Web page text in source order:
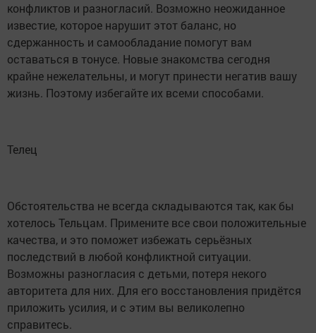
конфликтов и разногласий. Возможно неожиданное
известие, которое нарушит этот баланс, но
сдержанность и самообладание помогут вам
оставаться в тонусе. Новые знакомства сегодня
крайне нежелательны, и могут принести негатив вашу
жизнь. Поэтому избегайте их всеми способами.
Телец
Обстоятельства не всегда складываются так, как бы
хотелось Тельцам. Примените все свои положительные
качества, и это поможет избежать серьёзных
последствий в любой конфликтной ситуации.
Возможны разногласия с детьми, потеря некого
авторитета для них. Для его восстановления придётся
приложить усилия, и с этим вы великолепно
справитесь.